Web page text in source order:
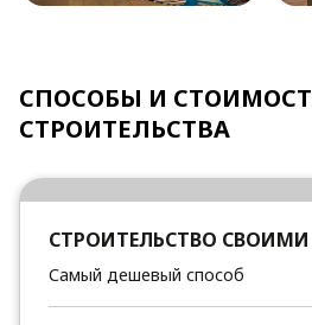
СПОСОБЫ И
СТРОИТЕЛЬСТВА
СТРОИТЕЛЬСТВО
Самый дешевый способ